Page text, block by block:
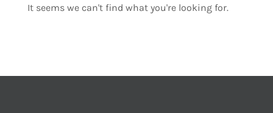
It seems we can't find what you're looking for.